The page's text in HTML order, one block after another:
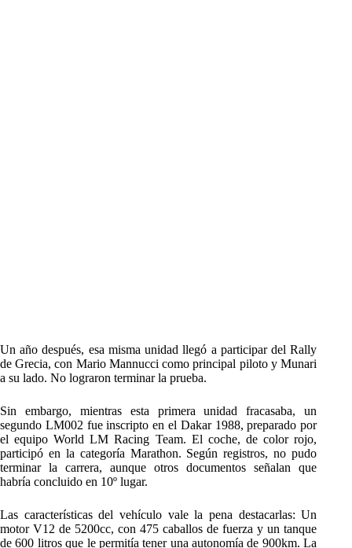
Un año después, esa misma unidad llegó a participar del Rally
de Grecia, con Mario Mannucci como principal piloto y Munari
a su lado. No lograron terminar la prueba.
Sin embargo, mientras esta primera unidad fracasaba, un
segundo LM002 fue inscripto en el Dakar 1988, preparado por
el equipo World LM Racing Team. El coche, de color rojo,
participó en la categoría Marathon. Según registros, no pudo
terminar la carrera, aunque otros documentos señalan que
habría concluido en 10º lugar.
Las características del vehículo vale la pena destacarlas: Un
motor V12 de 5200cc, con 475 caballos de fuerza y un tanque
de 600 litros que le permitía tener una autonomía de 900km. La